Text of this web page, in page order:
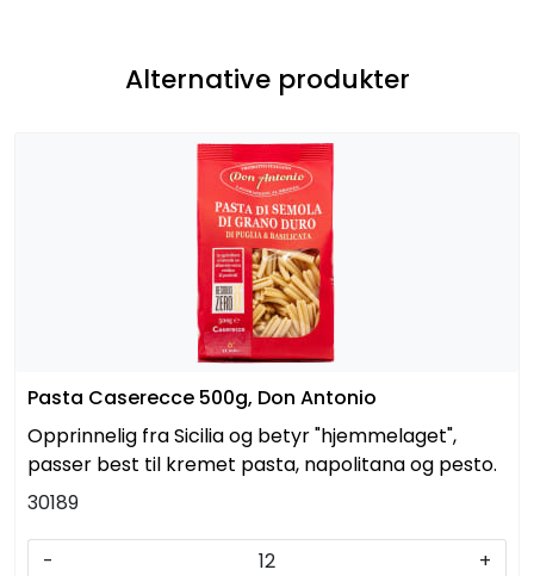
Alternative produkter
Pasta Caserecce 500g, Don Antonio
Opprinnelig fra Sicilia og betyr "hjemmelaget",
passer best til kremet pasta, napolitana og pesto.
30189
-
+